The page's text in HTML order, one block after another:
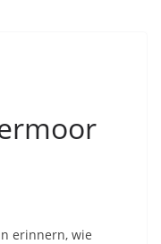
erinnern, wie